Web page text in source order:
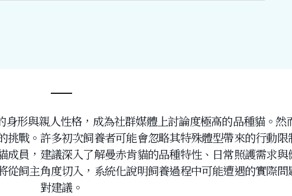
形與親人性格，成為社群媒體上討論度極高的品種貓。然
戰。許多初次飼養者可能會忽略其特殊體型帶來的行動限
員，建議深入了解曼赤肯貓的品種特性、日常照護需求與
從飼主角度切入，系統化說明飼養過程中可能遭遇的實際問
對建議。